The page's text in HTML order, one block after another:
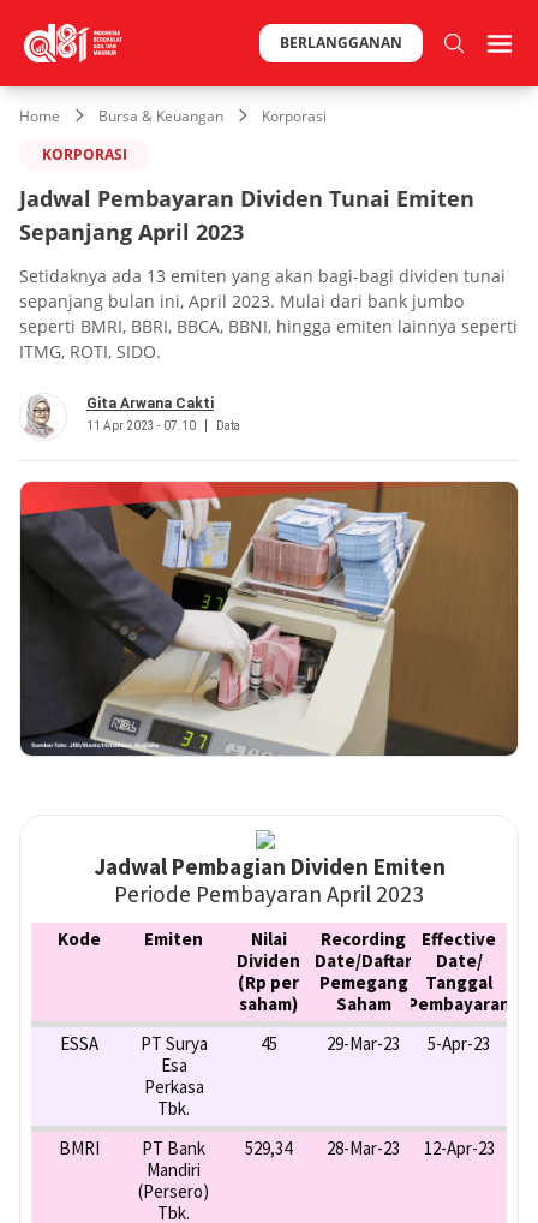
BERLANGGANAN
Home Bursa & Keuangan
Korporasi
KORPORASI
Jadwal Pembayaran Dividen Tunai Emiten
Sepanjang April 2023
Setidaknya ada 13 emiten yang akan bagi-bagi dividen tunai
sepanjang bulan ini, April 2023. Mulai dari bank jumbo
seperti BMRI, BBRI, BBCA, BBNI, hingga emiten lainnya seperti
ITMG, ROTI, SIDO.
Gita Arwana Cakti
11 Apr 2023 - 07.10 Data